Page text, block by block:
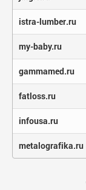
istra-lumber.ru
my-baby.ru
gammamed.ru
fatloss.ru
infousa.ru
metalografika.ru